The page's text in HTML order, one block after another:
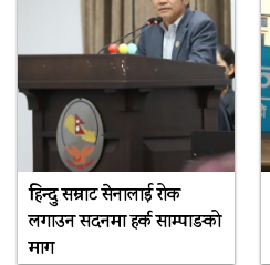
हिन्दु सम्राट सेनालाई रोक
लगाउन सदनमा हर्क साम्पाङको
माग